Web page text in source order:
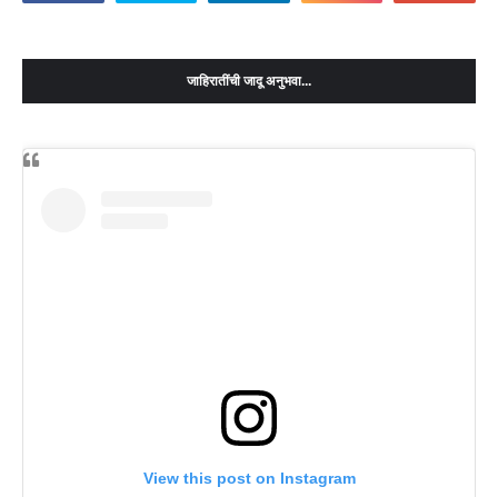
जाहिरातींची जादू अनुभवा...
View this post on Instagram